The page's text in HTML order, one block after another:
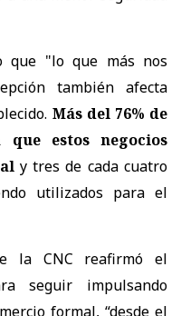
que "lo que más nos
también afecta
Más del 76% de
que estos negocios
y tres de cada cuatro
utilizados para el
la CNC reafirmó el
seguir impulsando
formal, “desde el